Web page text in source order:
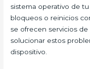
sistema operativo de
bloqueos o reinicios
se ofrecen servicios
solucionar estos
dispositivo.